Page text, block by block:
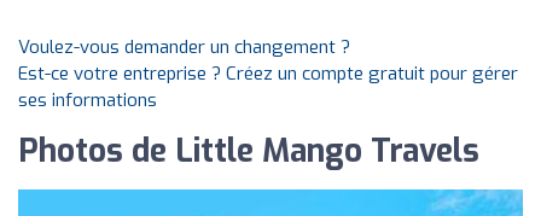
Voulez-vous demander un changement ?
Est-ce votre entreprise ? Créez un compte gratuit pour gérer
ses informations
Photos de Little Mango Travels